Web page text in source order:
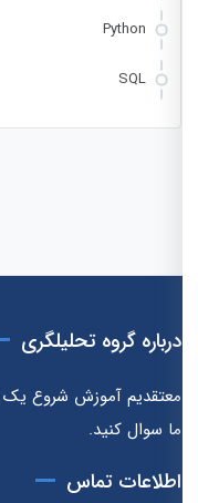
Python
SQL
درباره گروه تحلیلگری
معتقدیم آموزش شروع یک
ما سوال کنید.
اطلاعات تماس